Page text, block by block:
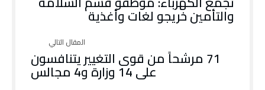
والتأمين خريجو لغات وأغذية
71 مرشحاً من قوى التغيير يتنافسون
على 14 وزارة و4 مجالس